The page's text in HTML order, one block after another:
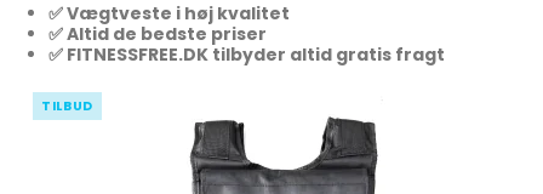
✅ Vægtveste i høj kvalitet
✅ Altid de bedste priser
✅ FITNESSFREE.DK tilbyder altid gratis fragt
TILBUD